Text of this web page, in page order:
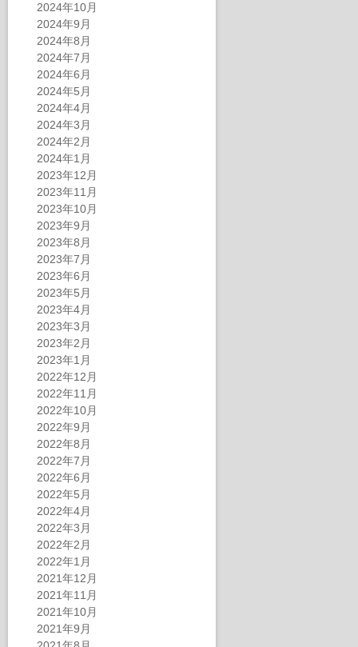
2024年10月
2024年9月
2024年8月
2024年7月
2024年6月
2024年5月
2024年4月
2024年3月
2024年2月
2024年1月
2023年12月
2023年11月
2023年10月
2023年9月
2023年8月
2023年7月
2023年6月
2023年5月
2023年4月
2023年3月
2023年2月
2023年1月
2022年12月
2022年11月
2022年10月
2022年9月
2022年8月
2022年7月
2022年6月
2022年5月
2022年4月
2022年3月
2022年2月
2022年1月
2021年12月
2021年11月
2021年10月
2021年9月